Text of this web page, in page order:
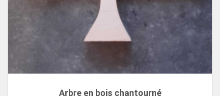
Arbre en bois chantourné